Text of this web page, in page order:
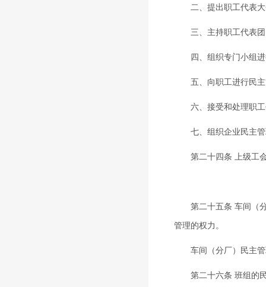
二、提出职工代表大
三、主持职工代表团
四、组织专门小组进
五、向职工进行民主
六、接受和处理职工
七、组织企业民主管
第二十四条 上级工会
第二十五条 车间（分
管理的权力。
车间（分厂）民主管
第二十六条 班组的民